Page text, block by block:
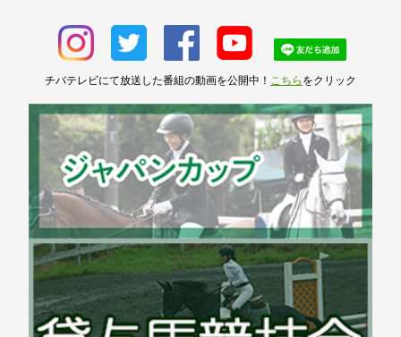
チバテレビにて放送した番組の動画を公開中！ こちら をクリック